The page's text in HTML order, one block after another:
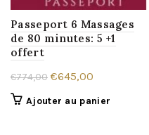
Passeport 6 Massages
de 80 minutes: 5 +1
offert
€774,00 Le
€645,00
Ajouter au panier